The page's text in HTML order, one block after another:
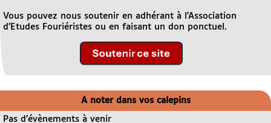
Vous pouvez nous soutenir en adhérant à l’Association
d’Etudes Fouriéristes ou en faisant un don ponctuel.
A noter dans vos calepins
Pas d’évènements à venir